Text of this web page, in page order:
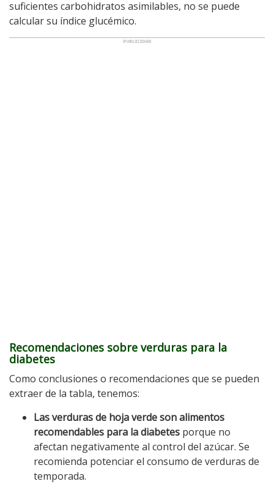
suficientes carbohidratos asimilables, no se puede
calcular su índice glucémico.
Recomendaciones sobre verduras para la
diabetes
Como conclusiones o recomendaciones que se pueden
extraer de la tabla, tenemos:
Las verduras de hoja verde son alimentos
recomendables para la diabetes porque no
afectan negativamente al control del azúcar. Se
recomienda potenciar el consumo de verduras de
temporada.